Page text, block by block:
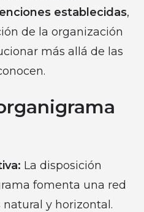
establecidas,
de la organización
más allá de las
La disposición
fomenta una red
y horizontal.